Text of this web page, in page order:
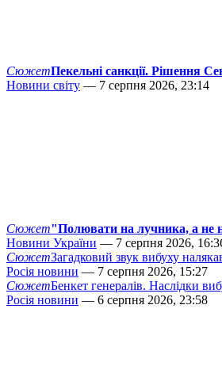
СюжетПекельні санкції. Рішення
Новини світу — 7 серпня 2026, 23:14
Сюжет"Полювати на лучника, а не
Новини України — 7 серпня 2026,
СюжетЗагадковий звук вибуху
Росія новини — 7 серпня 2026, 15:27
СюжетБенкет генералів. Наслідки
Росія новини — 6 серпня 2026, 23:58